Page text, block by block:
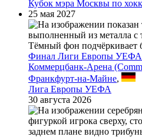
Кубок мэра Москвы по
25 мая 2027
Финал Лиги Европы УЕФА
Коммерцбанк-Арена
Франкфурт-на-Майне,
Лига Европы УЕФА
30 августа 2026